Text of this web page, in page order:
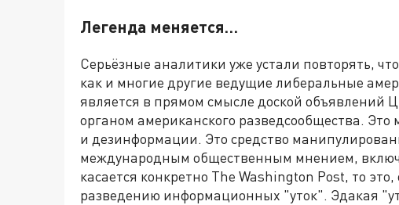
Легенда меняется…
Серьёзные аналитики уже устали повторять,
как и многие другие ведущие либеральные
является в прямом смысле доской
органом американского разведсообщества.
и дезинформации. Это средство
международным общественным мнением,
касается конкретно The Washington Post, то
разведению информационных "уток". Эдакая